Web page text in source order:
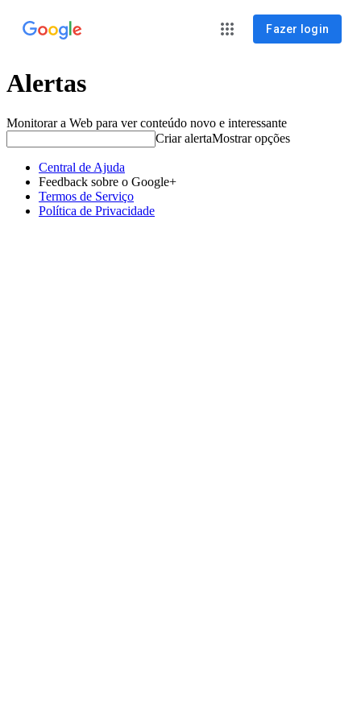
Fazer login
Alertas
Monitorar a Web para ver conteúdo novo e interessante
Criar alertaMostrar opções
Central de Ajuda
Feedback sobre o Google+
Termos de Serviço
Política de Privacidade